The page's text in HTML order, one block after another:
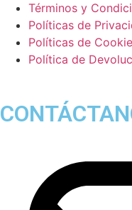
Términos y
Políticas de
Políticas de
Política de